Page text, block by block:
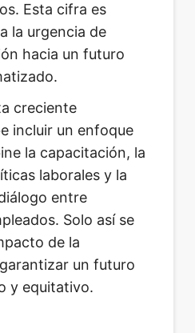
Esta cifra es
la urgencia de
hacia un futuro
creciente
incluir un enfoque
la capacitación, la
laborales y la
entre
Solo así se
de la
un futuro
y equitativo.